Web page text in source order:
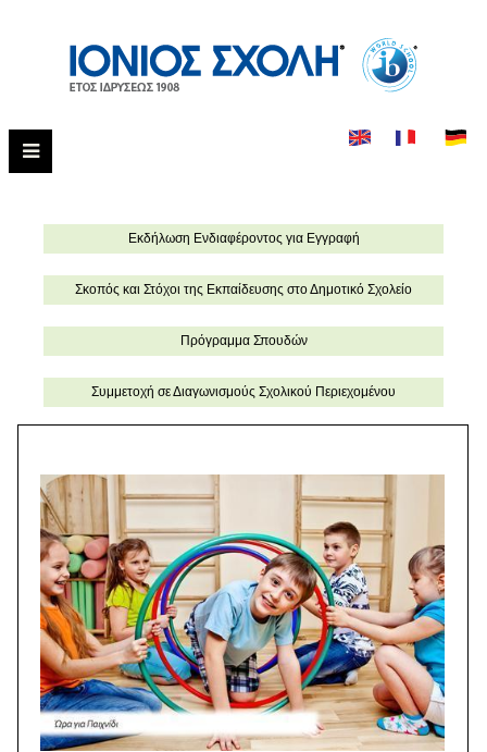
Εκδήλωση Eνδιαφέροντος για Εγγραφή
Σκοπός και Στόχοι της Εκπαίδευσης στο Δημοτικό Σχολείο
Πρόγραμμα Σπουδών
Συμμετοχή σε Διαγωνισμούς Σχολικού Περιεχομένου